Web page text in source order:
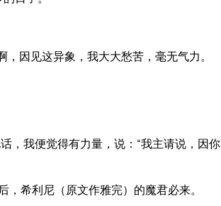
因见这异象，我大大愁苦，毫无气力。
，我便觉得有力量，说：“我主请说，因你
希利尼（原文作雅完）的魔君必来。